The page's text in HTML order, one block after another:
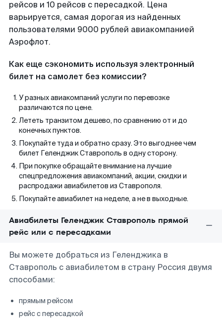
рейсов и 10 рейсов с пересадкой. Цена
варьируется, самая дорогая из найденных
пользователями 9000 рублей авиакомпанией
Аэрофлот.
Как еще сэкономить используя электронный
билет на самолет без комиссии?
У разных авиакомпаний услуги по перевозке
различаются по цене.
Лететь транзитом дешево, по сравнению от и до
конечных пунктов.
Покупайте туда и обратно сразу. Это выгоднее чем
билет Геленджик Ставрополь в одну сторону.
При покупке обращайте внимание на лучшие
спецпредложения авиакомпаний, акции, скидки и
распродажи авиабилетов из Ставрополя.
Покупайте авиабилет на неделе, а не в выходные.
Авиабилеты Геленджик Ставрополь прямой
рейс или с пересадками
Вы можете добраться из Геленджика в
Ставрополь с авиабилетом в страну Россия двумя
способами:
прямым рейсом
рейс с пересадкой